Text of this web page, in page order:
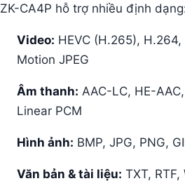
ZK-CA4P hỗ trợ nhiều định
Video: HEVC (H.265),
Motion JPEG
Âm thanh: AAC-LC, HE-
Linear PCM
Hình ảnh: BMP, JPG, PNG,
Văn bản & tài liệu: TXT, RTF,